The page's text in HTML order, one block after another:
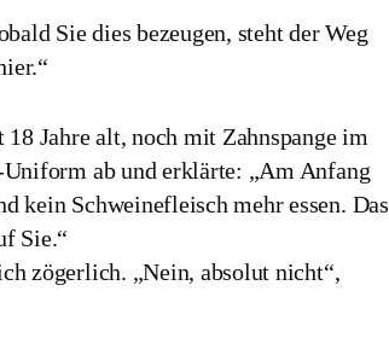
Sie dies bezeugen, steht der Weg
Jahre alt, noch mit Zahnspange im
ab und erklärte: „Am Anfang
kein Schweinefleisch mehr essen. Das
Sie.“
zögerlich. „Nein, absolut nicht“,